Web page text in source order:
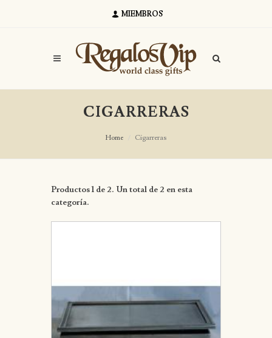
MIEMBROS
CIGARRERAS
Home Cigarreras
Productos 1 de 2. Un total de 2 en esta
categoría.